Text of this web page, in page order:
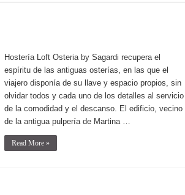
Hostería Loft Osteria by Sagardi recupera el
espíritu de las antiguas osterías, en las que el
viajero disponía de su llave y espacio propios, sin
olvidar todos y cada uno de los detalles al servicio
de la comodidad y el descanso. El edificio, vecino
de la antigua pulpería de Martina …
Read More »